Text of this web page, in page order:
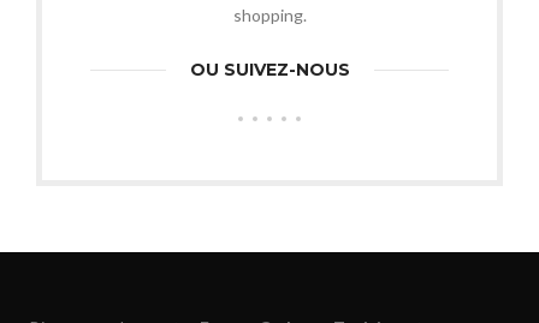
shopping.
OU SUIVEZ-NOUS